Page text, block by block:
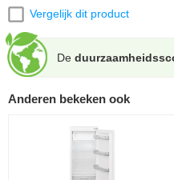
Vergelijk dit product
De
Anderen bekeken ook